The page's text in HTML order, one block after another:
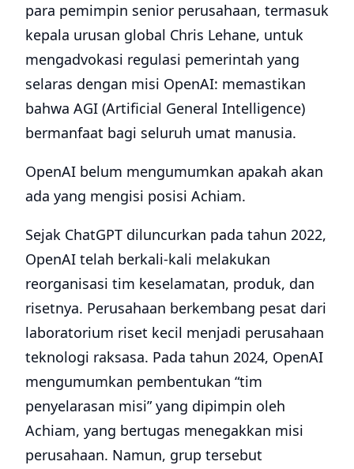
para pemimpin senior perusahaan, termasuk
kepala urusan global Chris Lehane, untuk
mengadvokasi regulasi pemerintah yang
selaras dengan misi OpenAI: memastikan
bahwa AGI (Artificial General Intelligence)
bermanfaat bagi seluruh umat manusia.
OpenAI belum mengumumkan apakah akan
ada yang mengisi posisi Achiam.
Sejak ChatGPT diluncurkan pada tahun 2022,
OpenAI telah berkali-kali melakukan
reorganisasi tim keselamatan, produk, dan
risetnya. Perusahaan berkembang pesat dari
laboratorium riset kecil menjadi perusahaan
teknologi raksasa. Pada tahun 2024, OpenAI
mengumumkan pembentukan “tim
penyelarasan misi” yang dipimpin oleh
Achiam, yang bertugas menegakkan misi
perusahaan. Namun, grup tersebut